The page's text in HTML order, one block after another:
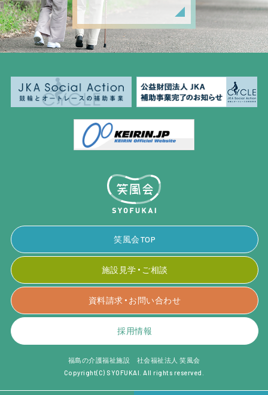
笑風会TOP
施設見学・ご相談
資料請求・お問い合わせ
採用情報
福島の介護福祉施設 社会福祉法人 笑風会
Copyright(C) SYOFUKAI. All rights reserved.